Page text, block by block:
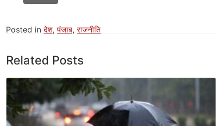
Posted inदेश,पंजाब,राजनीति
Related Posts